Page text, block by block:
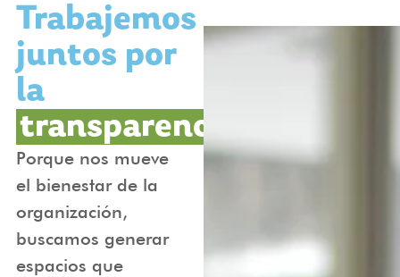
Trabajemos
juntos por
la
transparencia
Porque nos mueve
el bienestar de la
organización,
buscamos generar
espacios que